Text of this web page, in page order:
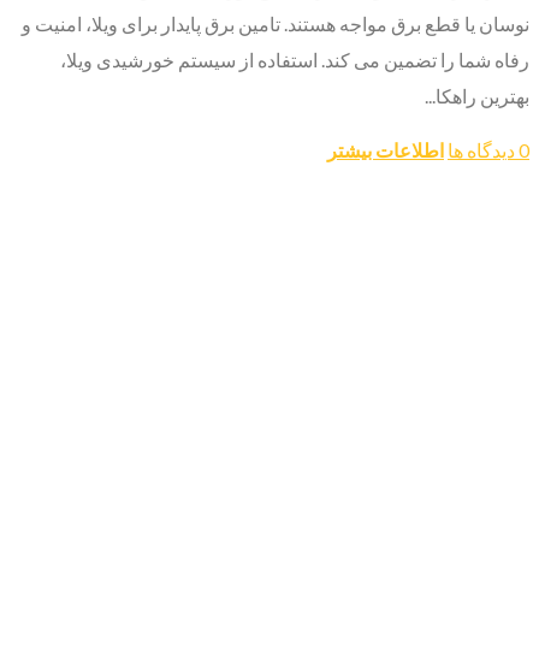
نوسان یا قطع برق مواجه هستند. تامین برق پایدار برای ویلا، امنیت و
رفاه شما را تضمین می کند. استفاده از سیستم خورشیدی ویلا،
بهترین راهکا...
0 دیدگاه ها اطلاعات بیشتر